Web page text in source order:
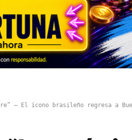
– El ícono brasileño regresa a